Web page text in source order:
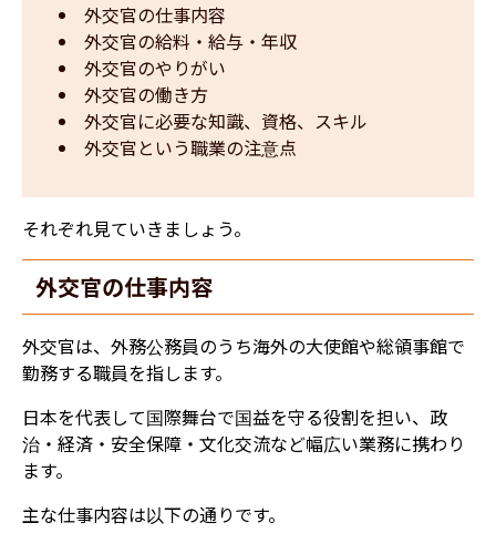
外交官の仕事内容
外交官の給料・給与・年収
外交官のやりがい
外交官の働き方
外交官に必要な知識、資格、スキル
外交官という職業の注意点
それぞれ見ていきましょう。
外交官の仕事内容
外交官は、外務公務員のうち海外の大使館や総領事館で
勤務する職員を指します。
日本を代表して国際舞台で国益を守る役割を担い、政
治・経済・安全保障・文化交流など幅広い業務に携わり
ます。
主な仕事内容は以下の通りです。